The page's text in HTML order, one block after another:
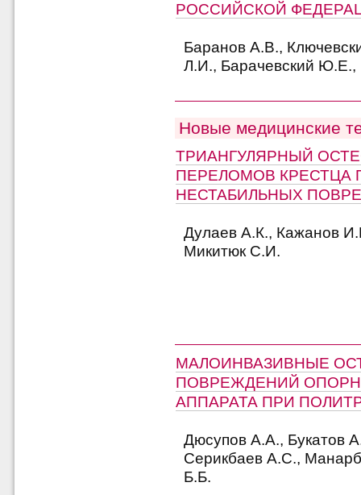
РОССИЙСКОЙ
Баранов А.В.,
Л.И., Барачевский Ю.Е.,
Новые медицинские
ТРИАНГУЛЯРНЫЙ
ПЕРЕЛОМОВ КРЕСТЦА
НЕСТАБИЛЬНЫХ
Дулаев А.К., Кажанов
Микитюк С.И.
МАЛОИНВАЗИВНЫЕ
ПОВРЕЖДЕНИЙ
АППАРАТА ПРИ
Дюсупов А.А., Букатов
Серикбаев А.С.,
Б.Б.